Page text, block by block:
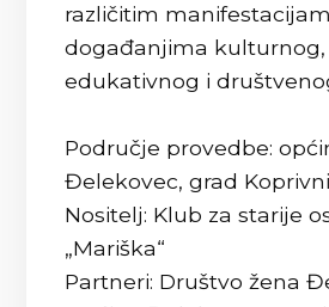
različitim
događanjima kulturnog,
edukativnog i
Područje provedbe:
Đelekovec, grad
Nositelj: Klub za starije
„Mariška“
Partneri: Društvo žena